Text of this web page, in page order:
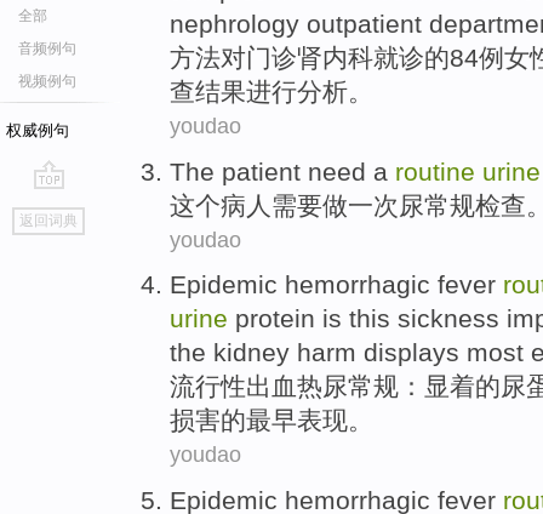
全部
音频例句
视频例句
权威例句
go
top
返回词典
nephrology outpatient
方法对门诊肾内科就诊的84例 女
查结果进行分析。
youdao
The patient need a routine urine
这个病人 需要做一次 尿常规检查
youdao
Epidemic hemorrhagic fever
urine protein is this sickness
the kidney harm displays most
流行性出血热尿常规 ： 显着的尿
损害的最早表现。
youdao
Epidemic hemorrhagic fever